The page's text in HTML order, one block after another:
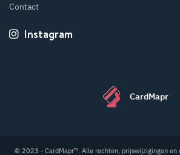
Contact
Instagram
CardMapr
© 2023 - CardMapr™. Alle rechten, prijswijzigingen en